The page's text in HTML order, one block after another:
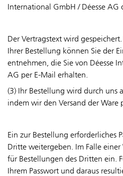
International GmbH / Déesse AG
Der Vertragstext wird
Ihrer Bestellung können Sie der
entnehmen, die Sie von Déesse
AG per E-Mail erhalten.
(3) Ihr Bestellung wird durch uns
indem wir den Versand der Ware
Ein zur Bestellung erforderliches
Dritte weitergeben. Im Falle
für Bestellungen des Dritten ein.
Ihrem Passwort und daraus